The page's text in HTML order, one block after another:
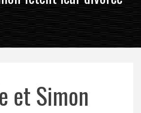
et Simon